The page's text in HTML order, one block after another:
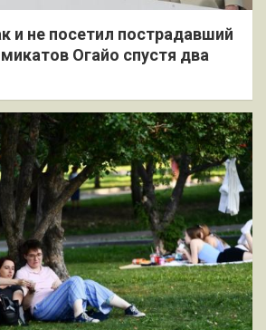
и не посетил пострадавший
Огайо спустя два